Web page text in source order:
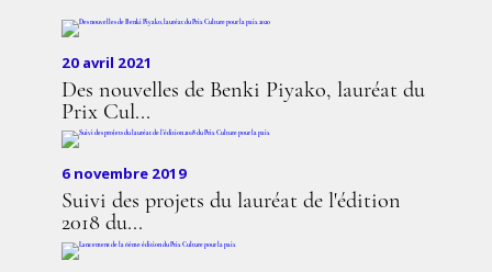
20 avril 2021
Des nouvelles de Benki Piyako, lauréat du
Prix Cul...
6 novembre 2019
Suivi des projets du lauréat de l'édition
2018 du...